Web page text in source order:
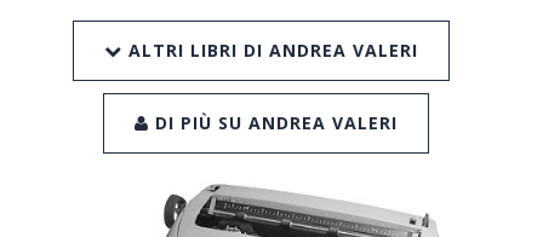
ALTRI LIBRI DI ANDREA VALERI
DI PIÙ SU ANDREA VALERI